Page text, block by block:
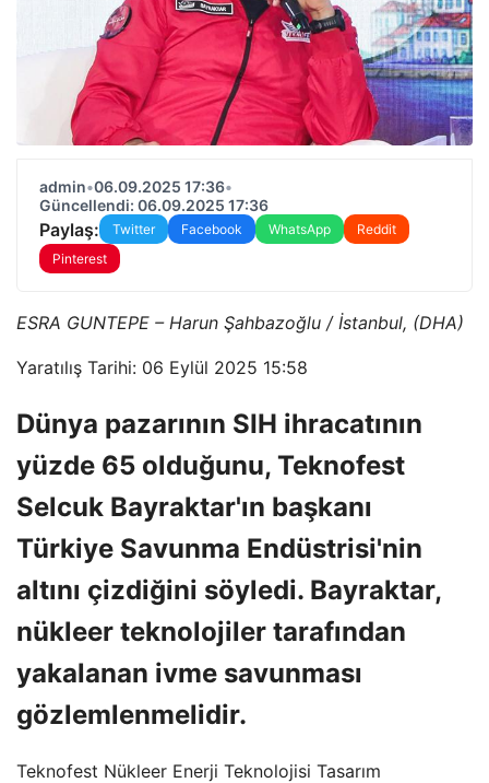
admin•06.09.2025 17:36•
Güncellendi: 06.09.2025 17:36
Paylaş: Twitter Facebook WhatsApp
Reddit
Pinterest
ESRA GUNTEPE – Harun Şahbazoğlu / İstanbul, (DHA)
Yaratılış Tarihi: 06 Eylül 2025 15:58
Dünya pazarının SIH ihracatının
yüzde 65 olduğunu, Teknofest
Selcuk Bayraktar'ın başkanı
Türkiye Savunma Endüstrisi'nin
altını çizdiğini söyledi. Bayraktar,
nükleer teknolojiler tarafından
yakalanan ivme savunması
gözlemlenmelidir.
Teknofest Nükleer Enerji Teknolojisi Tasarım